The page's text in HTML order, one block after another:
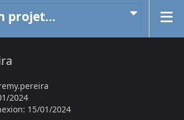
projet...
2024
15/01/2024